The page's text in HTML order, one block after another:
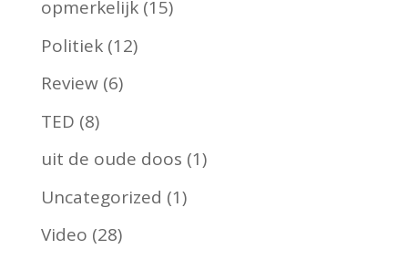
opmerkelijk(15)
Politiek(12)
Review(6)
TED (8)
uit de oude doos (1)
Uncategorized (1)
Video (28)